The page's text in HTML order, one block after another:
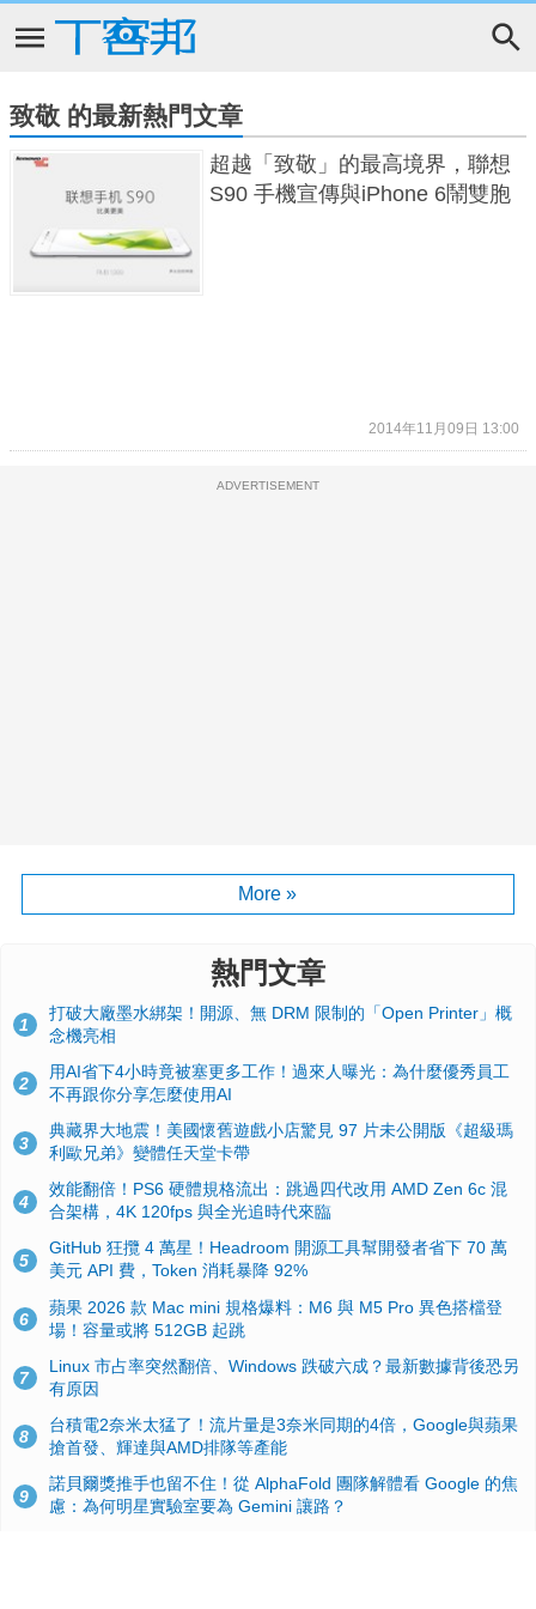
致敬 的最新熱門文章
超越「致敬」的最高境界，聯想
S90 手機宣傳與iPhone 6鬧雙胞
2014年11月09日 13:00
ADVERTISEMENT
More »
熱門文章
1
打破大廠墨水綁架！開源、無 DRM 限制的「Open Printer」概
念機亮相
2
用AI省下4小時竟被塞更多工作！過來人曝光：為什麼優秀員工
不再跟你分享怎麼使用AI
3
典藏界大地震！美國懷舊遊戲小店驚見 97 片未公開版《超級瑪
利歐兄弟》變體任天堂卡帶
4
效能翻倍！PS6 硬體規格流出：跳過四代改用 AMD Zen 6c 混
合架構，4K 120fps 與全光追時代來臨
5
GitHub 狂攬 4 萬星！Headroom 開源工具幫開發者省下 70 萬
美元 API 費，Token 消耗暴降 92%
6
蘋果 2026 款 Mac mini 規格爆料：M6 與 M5 Pro 異色搭檔登
場！容量或將 512GB 起跳
7
Linux 市占率突然翻倍、Windows 跌破六成？最新數據背後恐另
有原因
8
台積電2奈米太猛了！流片量是3奈米同期的4倍，Google與蘋果
搶首發、輝達與AMD排隊等產能
9
諾貝爾獎推手也留不住！從 AlphaFold 團隊解體看 Google 的焦
慮：為何明星實驗室要為 Gemini 讓路？